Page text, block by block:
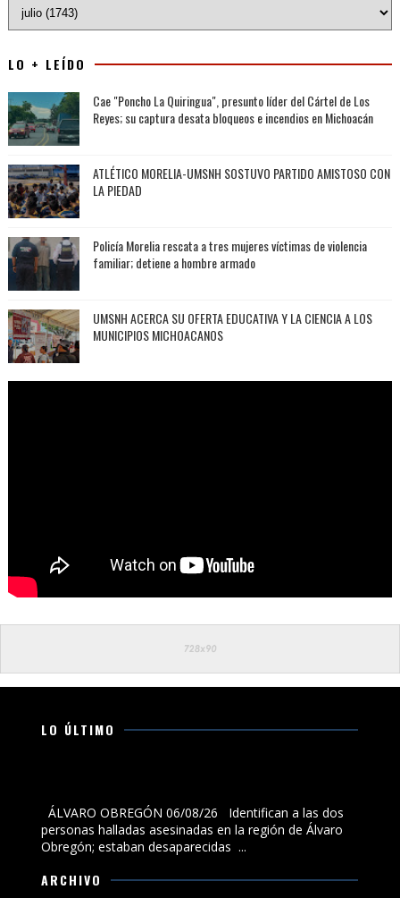
LO + LEÍDO
Cae "Poncho La Quiringua", presunto líder del Cártel de Los
Reyes; su captura desata bloqueos e incendios en Michoacán
ATLÉTICO MORELIA-UMSNH SOSTUVO PARTIDO AMISTOSO CON
LA PIEDAD
Policía Morelia rescata a tres mujeres víctimas de violencia
familiar; detiene a hombre armado
UMSNH ACERCA SU OFERTA EDUCATIVA Y LA CIENCIA A LOS
MUNICIPIOS MICHOACANOS
LO ÚLTIMO
ÁLVARO OBREGÓN 06/08/26 Identifican a las dos
personas halladas asesinadas en la región de Álvaro
Obregón; estaban desaparecidas ...
ARCHIVO